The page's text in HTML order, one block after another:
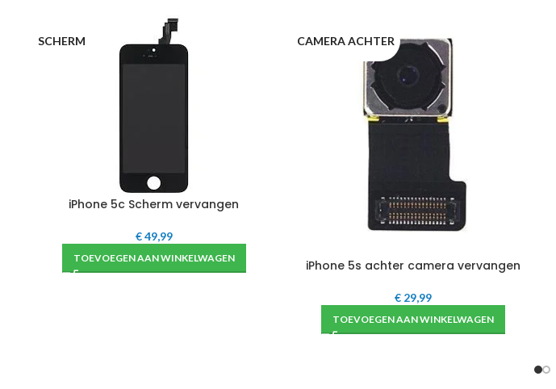
SCHERM
iPhone 5c Scherm vervangen
€49,99
TOEVOEGEN AAN WINKELWAGEN
CAMERA ACHTER
iPhone 5s achter camera vervangen
€29,99
TOEVOEGEN AAN WINKELWAGEN